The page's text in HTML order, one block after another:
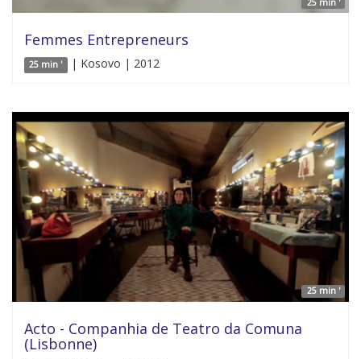
25 min '
Femmes Entrepreneurs
25 min ' | Kosovo | 2012
25 min '
Acto - Companhia de Teatro da Comuna
(Lisbonne)